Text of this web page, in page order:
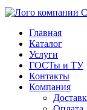
Главная
Каталог
Услуги
ГОСТы и ТУ
Контакты
Компания